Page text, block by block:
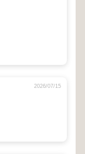
2026/07/15